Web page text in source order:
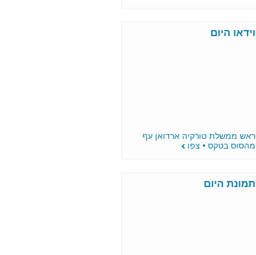
וידאו היום
ראש ממשלת טורקיה ארדואן עף
מהסוס בטקס • צפו
תמונת היום